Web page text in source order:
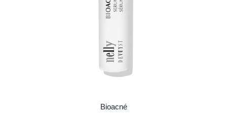
Bioacné